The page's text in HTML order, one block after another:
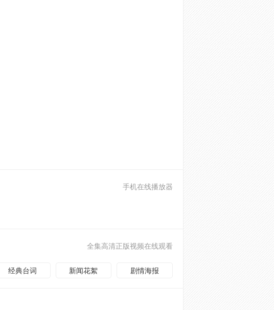
手机在线播放器
全集高清正版视频在线观看
经典台词 新闻花絮 剧情海报